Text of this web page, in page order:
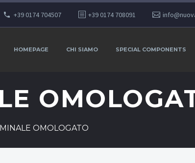
+39 0174 704507 +39 0174 708091
HOMEPAGE CHI SIAMO SPECIAL COMPONENTS
OMOLOGATO